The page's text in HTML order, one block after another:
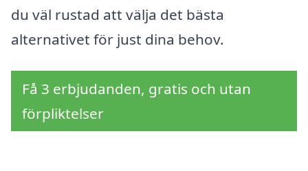
du väl rustad att välja det bästa
alternativet för just dina behov.
Få 3 erbjudanden, gratis och utan
förpliktelser